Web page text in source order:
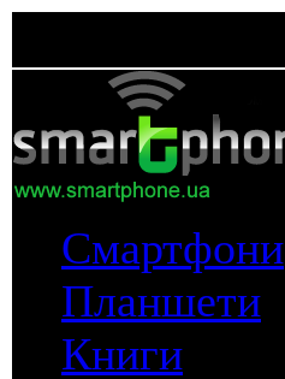
Смартфони
Планшети
Книги